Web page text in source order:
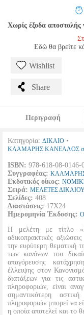
Χωρίς έξοδα
Εδώ θα βρείτε
Wishlist
Share
Περιγραφή
Κατηγορία: ΔΙΚΑΙΟ •
ΚΛΑΜΑΡΗΣ ΚΑΝΕΛΛΟΣ
ISBN: 978-618-08-0146-
Συγγραφέας:
Εκδοτικός οίκος:
Σειρά: ΜΕΛΕΤΕΣ
Σελίδες: 408
Διαστάσεις: 17Χ24
Ημερομηνία Έκδοσης:
Η μελέτη με τίτλο
αδικοπρακτικές
την ευρύτερη θεματική
των κανόνων του
απαγόρευσης
έλλειψης στον
διατάξεων για τις
πληροφοριών, είναι
σημαντικότερη
πληροφοριών μπορεί να
η οποία αποτελεί και το